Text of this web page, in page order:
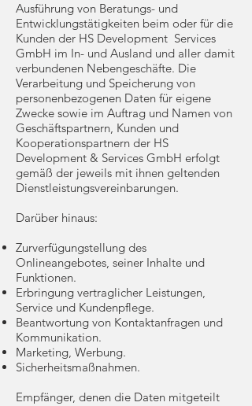
Ausführung von Beratungs- und
Entwicklungstätigkeiten beim oder für die
Kunden der HS Development Services
GmbH im In- und Ausland und aller damit
verbundenen Nebengeschäfte. Die
Verarbeitung und Speicherung von
personenbezogenen Daten für eigene
Zwecke sowie im Auftrag und Namen von
Geschäftspartnern, Kunden und
Kooperationspartnern der HS
Development & Services GmbH erfolgt
gemäß der jeweils mit ihnen geltenden
Dienstleistungsvereinbarungen.
Darüber hinaus:
Zurverfügungstellung des
Onlineangebotes, seiner Inhalte und
Funktionen.
Erbringung vertraglicher Leistungen,
Service und Kundenpflege.
Beantwortung von Kontaktanfragen und
Kommunikation.
Marketing, Werbung.
Sicherheitsmaßnahmen.
Empfänger, denen die Daten mitgeteilt